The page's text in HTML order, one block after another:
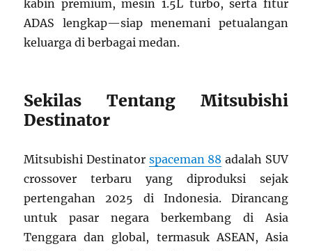
kabin premium, mesin 1.5L turbo, serta fitur
ADAS lengkap—siap menemani petualangan
keluarga di berbagai medan.
Sekilas Tentang Mitsubishi
Destinator
Mitsubishi Destinator spaceman 88 adalah SUV
crossover terbaru yang diproduksi sejak
pertengahan 2025 di Indonesia. Dirancang
untuk pasar negara berkembang di Asia
Tenggara dan global, termasuk ASEAN, Asia